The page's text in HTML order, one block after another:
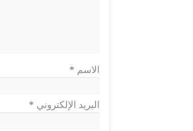
الاسم *
البريد الإلكتروني *